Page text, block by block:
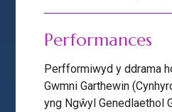
Performances
Perfformiwyd y ddrama
Gwmni Garthewin
yng Ngŵyl Genedlaethol